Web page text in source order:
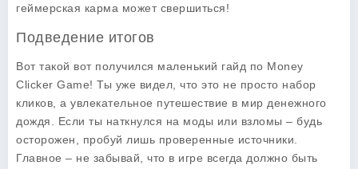
геймерская карма может свершиться!
Подведение итогов
Вот такой вот получился маленький гайд по Money
Clicker Game! Ты уже видел, что это не просто набор
кликов, а увлекательное путешествие в мир денежного
дождя. Если ты наткнулся на моды или взломы – будь
осторожен, пробуй лишь проверенные источники.
Главное – не забывай, что в игре всегда должно быть